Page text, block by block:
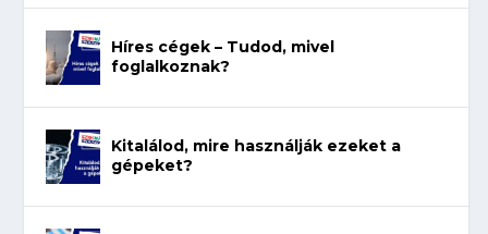
Híres cégek – Tudod, mivel
foglalkoznak?
Kitalálod, mire használják ezeket a
gépeket?